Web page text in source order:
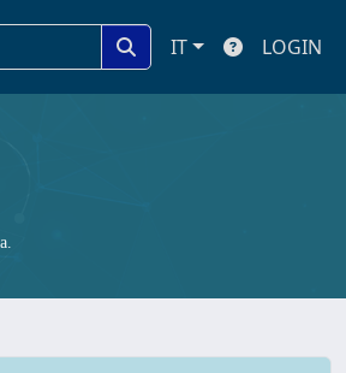
IT LOGIN